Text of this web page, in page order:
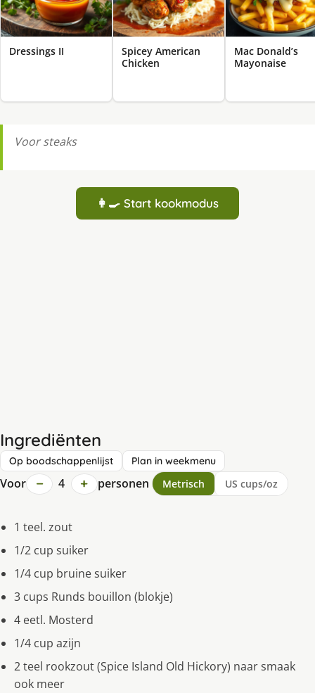
Dressings II
Spicey American
Chicken
Mac Donald’s
Mayonaise
Voor steaks
👩‍🍳 Start kookmodus
Ingrediënten
Op boodschappenlijst Plan in weekmenu
Voor − 4 + personen Metrisch US cups/oz
1 teel. zout
1/2 cup suiker
1/4 cup bruine suiker
3 cups Runds bouillon (blokje)
4 eetl. Mosterd
1/4 cup azijn
2 teel rookzout (Spice Island Old Hickory) naar smaak
ook meer